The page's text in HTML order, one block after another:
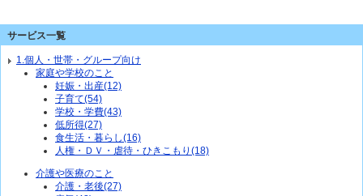
サービス一覧
1.個人・世帯・グループ向け
家庭や学校のこと
妊娠・出産(12)
子育て(54)
学校・学費(43)
低所得(27)
食生活・暮らし(16)
人権・ＤＶ・虐待・ひきこもり(18)
介護や医療のこと
介護・老後(27)